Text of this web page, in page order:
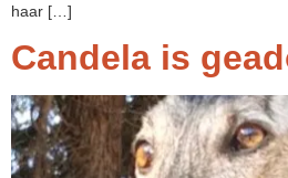
haar […]
Candela is